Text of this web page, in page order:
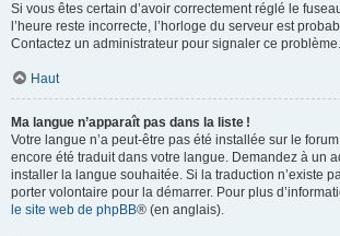
Si vous êtes certain d’avoir correctement réglé le
l’heure reste incorrecte, l’horloge du serveur est
Contactez un administrateur pour signaler ce problème.
Haut
Ma langue n’apparaît pas dans la liste !
Votre langue n’a peut-être pas été installée sur le
encore été traduit dans votre langue. Demandez à un
installer la langue souhaitée. Si la traduction n’existe
porter volontaire pour la démarrer. Pour plus
le site web de phpBB® (en anglais).